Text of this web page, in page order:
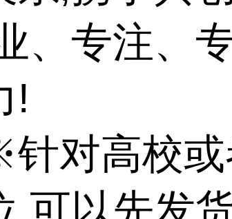
、专注、
!
对高校或
,可以先发